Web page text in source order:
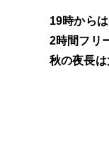
19時から
2時間フリ
秋の夜長は